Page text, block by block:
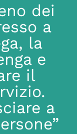
dei
a
la
e
il
a